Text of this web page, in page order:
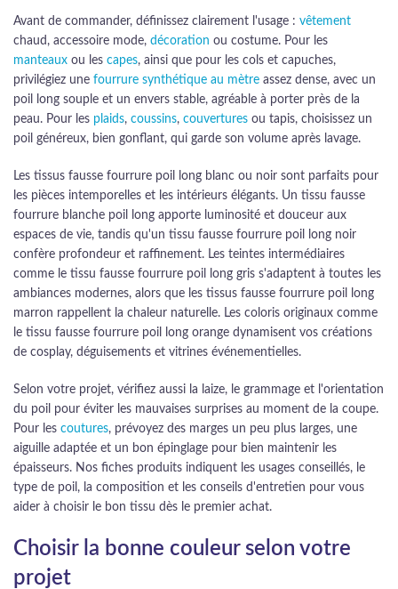
Avant de commander, définissez clairement l'usage : vêtement
chaud, accessoire mode, décoration ou costume. Pour les
manteaux ou les capes, ainsi que pour les cols et capuches,
privilégiez une fourrure synthétique au mètre assez dense, avec un
poil long souple et un envers stable, agréable à porter près de la
peau. Pour les plaids, coussins, couvertures ou tapis, choisissez un
poil généreux, bien gonflant, qui garde son volume après lavage.
Les tissus fausse fourrure poil long blanc ou noir sont parfaits pour
les pièces intemporelles et les intérieurs élégants. Un tissu fausse
fourrure blanche poil long apporte luminosité et douceur aux
espaces de vie, tandis qu'un tissu fausse fourrure poil long noir
confère profondeur et raffinement. Les teintes intermédiaires
comme le tissu fausse fourrure poil long gris s'adaptent à toutes les
ambiances modernes, alors que les tissus fausse fourrure poil long
marron rappellent la chaleur naturelle. Les coloris originaux comme
le tissu fausse fourrure poil long orange dynamisent vos créations
de cosplay, déguisements et vitrines événementielles.
Selon votre projet, vérifiez aussi la laize, le grammage et l'orientation
du poil pour éviter les mauvaises surprises au moment de la coupe.
Pour les coutures, prévoyez des marges un peu plus larges, une
aiguille adaptée et un bon épinglage pour bien maintenir les
épaisseurs. Nos fiches produits indiquent les usages conseillés, le
type de poil, la composition et les conseils d'entretien pour vous
aider à choisir le bon tissu dès le premier achat.
Choisir la bonne couleur selon votre
projet